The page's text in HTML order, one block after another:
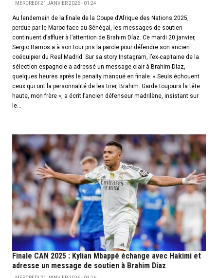
MERCREDI 21 JANVIER 2026 - 01:24
Au lendemain de la finale de la Coupe d’Afrique des Nations 2025,
perdue par le Maroc face au Sénégal, les messages de soutien
continuent d’affluer à l’attention de Brahim Díaz. Ce mardi 20 janvier,
Sergio Ramos a à son tour pris la parole pour défendre son ancien
coéquipier du Real Madrid. Sur sa story Instagram, l’ex-capitaine de la
sélection espagnole a adressé un message clair à Brahim Díaz,
quelques heures après le penalty manqué en finale. « Seuls échouent
ceux qui ont la personnalité de les tirer, Brahim. Garde toujours la tête
haute, mon frère », a écrit l’ancien défenseur madrilène, insistant sur
le...
Finale CAN 2025 : Kylian Mbappé échange avec Hakimi et
adresse un message de soutien à Brahim Díaz